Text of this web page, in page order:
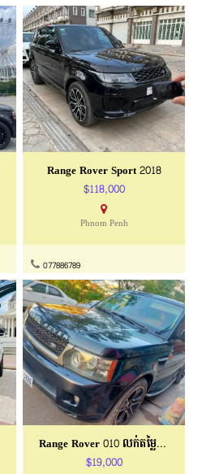
Range Rover Sport 2018
$118,000
Phnom Penh
077886789
Range Rover 010 លក់តម្លៃពិសេស
$19,000